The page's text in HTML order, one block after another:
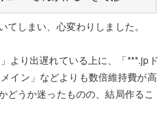
てしまい、心変わりしました。
より出遅れている上に、「***.jpド
イン」などよりも数倍維持費が高
どうか迷ったものの、結局作るこ